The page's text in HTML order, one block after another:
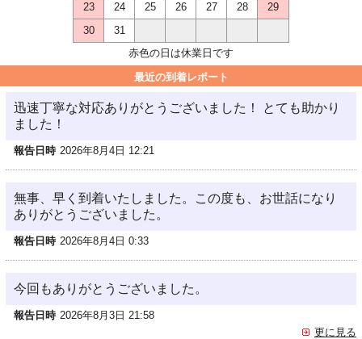
23
24 25 26 27 28
29
30
31
赤色の日は休業日です
最近の到着レポート
迅速丁寧な対応ありがとうございました！ とても助かり
ました！
報告日時 2026年8月4日 12:21
無事、早く到着いたしました。この度も、お世話になり
ありがとうございました。
報告日時 2026年8月4日 0:33
今回もありがとうございました。
報告日時 2026年8月3日 21:58
更に見る